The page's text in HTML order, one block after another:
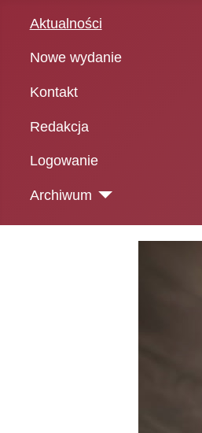
Aktualności
Nowe wydanie
Kontakt
Redakcja
Logowanie
Archiwum